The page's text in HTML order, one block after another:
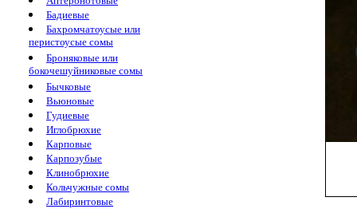
Бадиевые
Бахромчатоусые или
перистоусые сомы
Броняковые или
бокочешуйниковые сомы
Бычковые
Вьюновые
Гудиевые
Иглобрюхие
Карповые
Карпозубые
Клинобрюхие
Кольчужные сомы
Лабиринтовые